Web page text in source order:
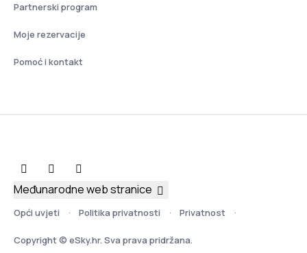
Partnerski program
Moje rezervacije
Pomoć i kontakt
Opći uvjeti Politika privatnosti Privatnost
Copyright © eSky.hr. Sva prava pridržana.
Međunarodne web stranice